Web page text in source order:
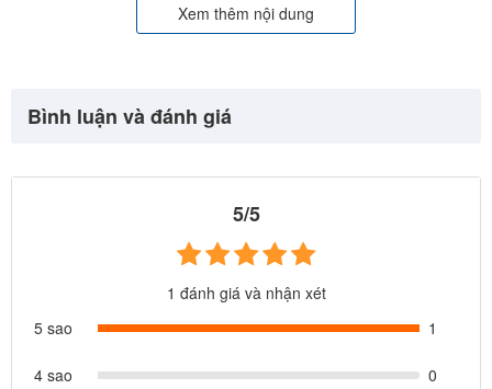
Xem thêm nội dung
Bình luận và đánh giá
5/5
1 đánh giá và nhận xét
5 sao
1
4 sao 0